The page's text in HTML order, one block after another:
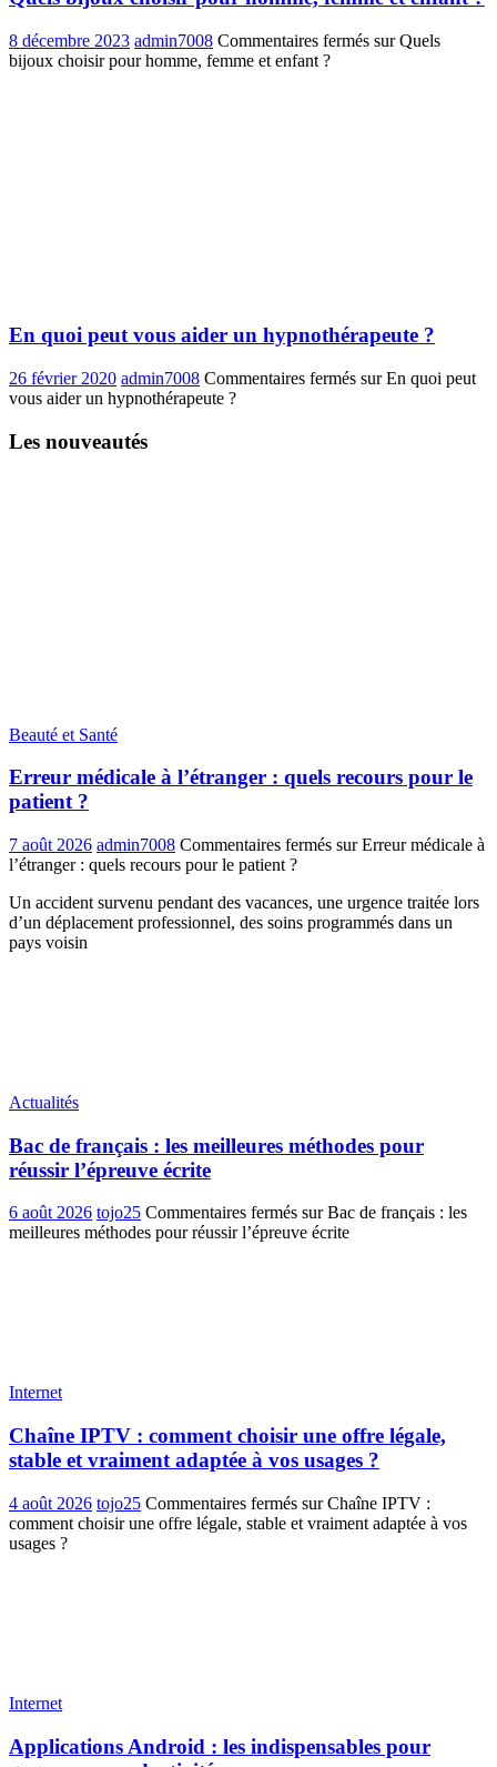
8 décembre 2023 admin7008 Commentaires fermés sur Quels
bijoux choisir pour homme, femme et enfant ?
En quoi peut vous aider un hypnothérapeute ?
26 février 2020 admin7008 Commentaires fermés sur En quoi peut
vous aider un hypnothérapeute ?
Les nouveautés
Beauté et Santé
Erreur médicale à l’étranger : quels recours pour le
patient ?
7 août 2026 admin7008 Commentaires fermés sur Erreur médicale à
l’étranger : quels recours pour le patient ?
Un accident survenu pendant des vacances, une urgence traitée lors
d’un déplacement professionnel, des soins programmés dans un
pays voisin
Actualités
Bac de français : les meilleures méthodes pour
réussir l’épreuve écrite
6 août 2026 tojo25 Commentaires fermés sur Bac de français : les
meilleures méthodes pour réussir l’épreuve écrite
Internet
Chaîne IPTV : comment choisir une offre légale,
stable et vraiment adaptée à vos usages ?
4 août 2026 tojo25 Commentaires fermés sur Chaîne IPTV :
comment choisir une offre légale, stable et vraiment adaptée à vos
usages ?
Internet
Applications Android : les indispensables pour